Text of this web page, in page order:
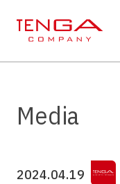
Media
2024.04.19